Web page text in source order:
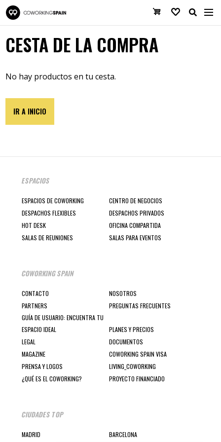
Pasar al contenido principal
Coworking Spain Favoritos
Cesta de la
CESTA DE LA COMPRA
No hay productos en tu cesta.
IR A INICIO
ESPACIOS
ESPACIOS DE COWORKING
CENTRO DE NEGOCIOS
DESPACHOS FLEXIBLES
DESPACHOS PRIVADOS
HOT DESK
OFICINA COMPARTIDA
SALAS DE REUNIONES
SALAS PARA EVENTOS
COWORKING SPAIN
CONTACTO
NOSOTROS
PARTNERS
PREGUNTAS FRECUENTES
GUÍA DE USUARIO: ENCUENTRA TU
ESPACIO IDEAL
PLANES Y PRECIOS
LEGAL
DOCUMENTOS
MAGAZINE
COWORKING SPAIN VISA
PRENSA Y LOGOS
LIVING_COWORKING
¿QUÉ ES EL COWORKING?
PROYECTO FINANCIADO
CIUDADES TOP
MADRID BARCELONA